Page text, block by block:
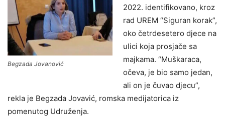
Begzada Jovanović
2022. identifikovano, kroz
rad UREM “Siguran korak”,
oko četrdesetero djece na
ulici koja prosjače sa
majkama. “Muškaraca,
očeva, je bio samo jedan,
ali on je čuvao djecu”,
rekla je Begzada Jovavić, romska medijatorica iz
pomenutog Udruženja.